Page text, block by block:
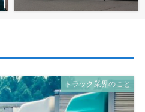
トラック業界のこと